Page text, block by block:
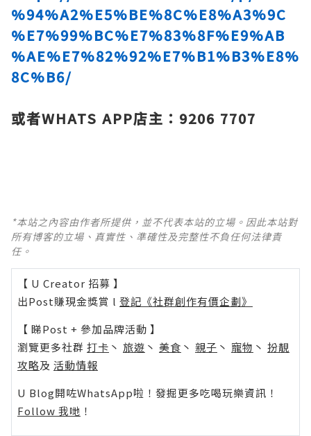
%94%A2%E5%BE%8C%E8%A3%9C
%E7%99%BC%E7%83%8F%E9%AB
%AE%E7%82%92%E7%B1%B3%E8%
8C%B6/
或者WHATS APP店主：9206 7707
*本站之內容由作者所提供，並不代表本站的立場。因此本站對
所有博客的立場、真實性、準確性及完整性不負任何法律責
任。
【 U Creator 招募 】
出Post賺現金獎賞 l 登記《社群創作有價企劃》
【 睇Post + 參加品牌活動 】
瀏覽更多社群 打卡 丶 旅遊 丶 美食 丶 親子 丶 寵物 丶 扮靚
攻略及 活動情報
U Blog開咗WhatsApp啦！發掘更多吃喝玩樂資訊！
Follow 我哋 ！